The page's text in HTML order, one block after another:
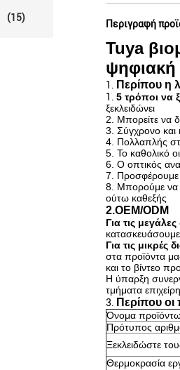
(15)
Περιγραφή
Tuya
ψηφιακή
1. Περίπου η
1. 5 τρόποι να
ξεκλειδώνει
2. Μπορείτε να
3. Σύγχρονο και
4. Πολλαπλής
5. Το καθολικό
6. Ο οπτικός
7. Προσφέρουμε
8. Μπορούμε να
ούτω καθεξής
2.OEM/ODM
Για τις μεγάλες
Για τις μικρές
στα προϊόντα
και το βίντεο
Η ύπαρξη
τμήματα
3. Περίπου
Όνομα
Πρότυπος
Ξεκλειδώστε
Θερμοκρασία